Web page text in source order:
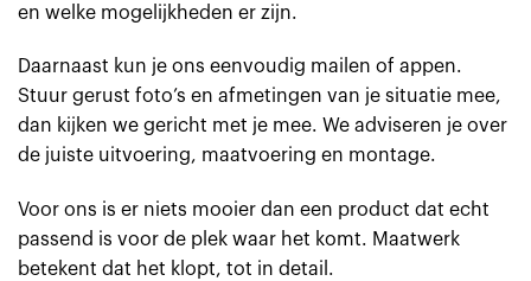
en welke mogelijkheden er zijn.
Daarnaast kun je ons eenvoudig mailen of appen.
Stuur gerust foto’s en afmetingen van je situatie mee,
dan kijken we gericht met je mee. We adviseren je over
de juiste uitvoering, maatvoering en montage.
Voor ons is er niets mooier dan een product dat echt
passend is voor de plek waar het komt. Maatwerk
betekent dat het klopt, tot in detail.